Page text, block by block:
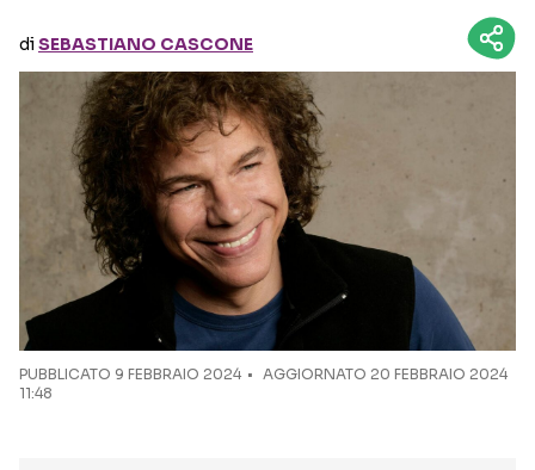
diSEBASTIANO CASCONE
PUBBLICATO 9 FEBBRAIO 2024
AGGIORNATO 20 FEBBRAIO 2024
11:48